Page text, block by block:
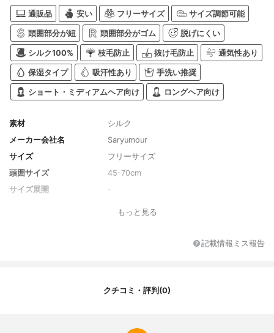
通販品 安い フリーサイズ サイズ調節可能
頭囲部分が紐 頭囲部分がゴム 脱げにくい
シルク100% 枝毛防止 抜け毛防止 通気性あり
保湿タイプ 吸汗性あり 手洗い推奨
ショート・ミディアムヘア向け ロングヘア向け
素材
シルク
メーカー会社名
Saryumour
サイズ
フリーサイズ
頭囲サイズ
45-70cm
サイズ展開
もっと見る
記載情報ミス報告
クチコミ・評判(0)